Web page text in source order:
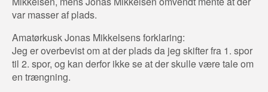
var masser af plads.
Amatørkusk Jonas Mikkelsens forklaring:
Jeg er overbevist om at der plads da jeg skifter fra 1. spor
til 2. spor, og kan derfor ikke se at der skulle være tale om
en trængning.